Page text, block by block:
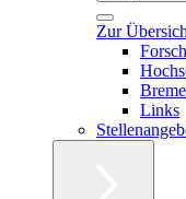
Zur
Links